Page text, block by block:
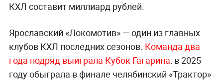
КХЛ составит миллиард рублей.
Ярославский «Локомотив» — один из главных
клубов КХЛ последних сезонов. Команда два
года подряд выиграла Кубок Гагарина: в 2025
году обыграла в финале челябинский «Трактор»